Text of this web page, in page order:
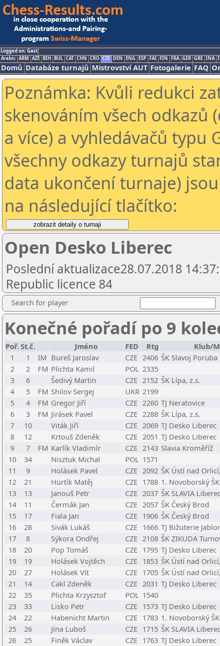
Logged on: Gast
Arabic ARM AZE BIH BUL CAT CHN CRO CZE DEN ENG ESP FAI FIN FRA GER GRE INA
Domů Databáze turnajů Mistrovství AUT Fotogalerie FAQ
Poznámka: Kvůli redukci
skenováním všech odkazů
a více) a vyhledávačů typu
všechny odkazy turnajů
data ukončení turnaje)
na následující tlačítko:
Open Desko Liberec
Poslední aktualizace28.07.2018
Republic licence 84
Search for player
Konečné pořadí po 9
Poř.St.č. Jméno FED Rtg
Klub/
1
1 IM Bureš Jaroslav CZE 2406 ŠK Slavoj Poruba
2
2 FM Plichta Kamil POL 2335
3
6 Šedivý Martin CZE 2152 ŠK Lípa, z.s.
4
5 FM Shilov Sergej UKR 2199
5
4 FM Gregor Jiří CZE 2260 TJ Neratovice
6
3 FM Jirásek Pavel CZE 2288 ŠK Lípa, z.s.
7
10 Viták Jiří CZE 2069 TJ Desko Liberec
8
12 Krtouš Zdeněk CZE 2051 TJ Desko Liberec
9
7 FM Karlík Vladimír CZE 2143 Slavia Kroměříž
10
34 Nisztuk Michal POL 1571
11
9 Holásek Pavel CZE 2092 ŠK Ústí nad
12
21 Hurtík Matěj CZE 1788 1. Novoborský ŠK
13
13 Janouš Petr CZE 2037 ŠK SLAVIA
14
11 Čermák Jan CZE 2057 ŠK Český Brod
15
17 Fiala Jan CZE 1906 ŠK Český Brod
16
28 Sivák Lukáš CZE 1666 TJ Bižuterie
17
8 Sýkora Ondřej CZE 2108 ŠK ZIKUDA
18
20 Pop Tomáš CZE 1795 TJ Desko Liberec
19
19 Holásek Vojtěch CZE 1853 ŠK Ústí nad
20
27 Holásek Vít CZE 1705 ŠK Ústí nad
21
14 Cakl Zdeněk CZE 2031 TJ Desko Liberec
22
35 Plichta Krzysztof POL 1540
23
33 Lisko Petr CZE 1573 TJ Desko Liberec
24
22 Habenicht Martin CZE 1783 1. Novoborský ŠK
25
26 Jína Luboš CZE 1715 ŠK SLAVIA
26
25 Finěk Václav CZE 1763 TJ Desko Liberec